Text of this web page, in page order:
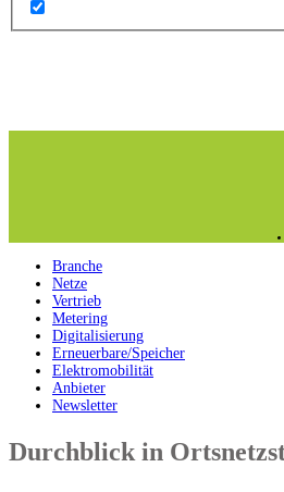
Branche
Netze
Vertrieb
Metering
Digitalisierung
Erneuerbare/Speicher
Elektromobilität
Anbieter
Newsletter
Durchblick in